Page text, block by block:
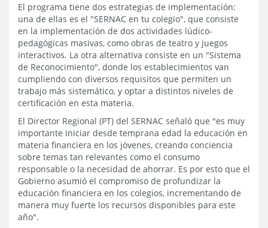
El programa tiene dos estrategias de implementación:
una de ellas es el "SERNAC en tu colegio", que consiste
en la implementación de dos actividades lúdico-
pedagógicas masivas, como obras de teatro y juegos
interactivos. La otra alternativa consiste en un "Sistema
de Reconocimiento", donde los establecimientos van
cumpliendo con diversos requisitos que permiten un
trabajo más sistemático, y optar a distintos niveles de
certificación en esta materia.
El Director Regional (PT) del SERNAC señaló que "es muy
importante iniciar desde temprana edad la educación en
materia financiera en los jóvenes, creando conciencia
sobre temas tan relevantes como el consumo
responsable o la necesidad de ahorrar. Es por esto que el
Gobierno asumió el compromiso de profundizar la
educación financiera en los colegios, incrementando de
manera muy fuerte los recursos disponibles para este
año".